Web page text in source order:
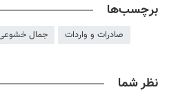
برچسب‌ها
صادرات و واردات جمال
نظر شما